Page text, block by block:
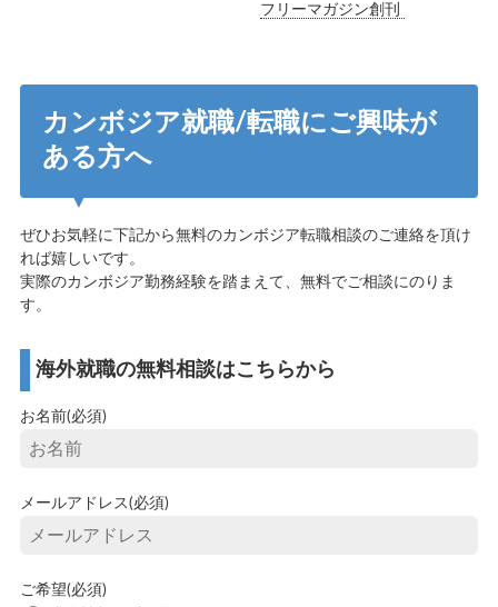
フリーマガジン創刊
カンボジア就職/転職にご興味が
ある方へ
ぜひお気軽に下記から無料のカンボジア転職相談のご連絡を頂け
れば嬉しいです。
実際のカンボジア勤務経験を踏まえて、無料でご相談にのりま
す。
海外就職の無料相談はこちらから
お名前(必須)
メールアドレス(必須)
ご希望(必須)